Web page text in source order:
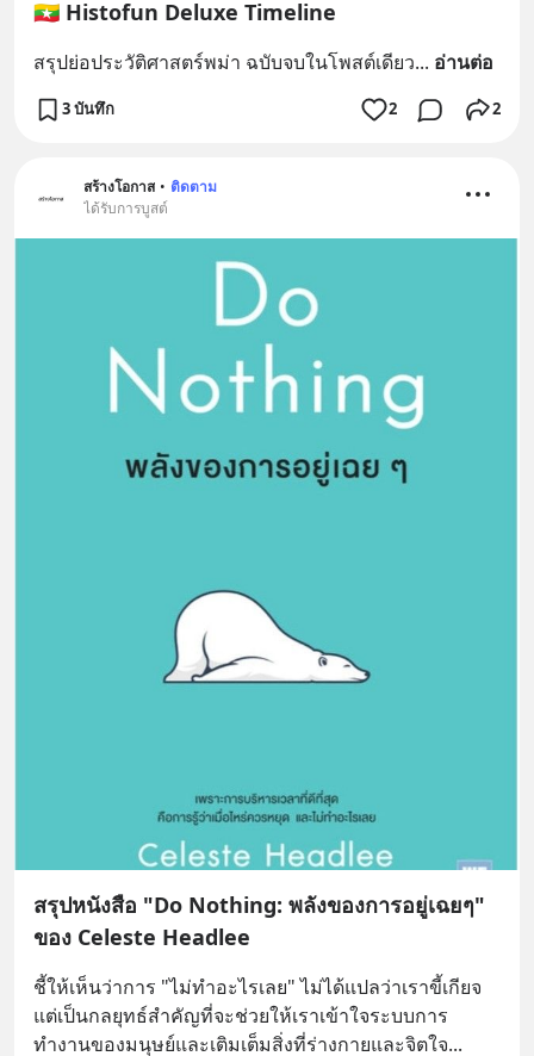
🇲🇲 Histofun Deluxe Timeline
สรุปย่อประวัติศาสตร์พม่า ฉบับจบในโพสต์เดียว... อ่านต่อ
3 บันทึก 2 2
สร้างโอกาส • ติดตาม
ได้รับการบูสต์
สรุปหนังสือ "Do Nothing: พลังของการอยู่เฉยๆ"
ของ Celeste Headlee
ชี้ให้เห็นว่าการ "ไม่ทำอะไรเลย" ไม่ได้แปลว่าเราขี้เกียจ
แต่เป็นกลยุทธ์สำคัญที่จะช่วยให้เราเข้าใจระบบการ
ทำงานของมนุษย์และเติมเต็มสิ่งที่ร่างกายและจิตใจ